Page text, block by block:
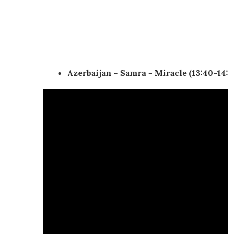
Azerbaijan – Samra – Miracle (13:40-